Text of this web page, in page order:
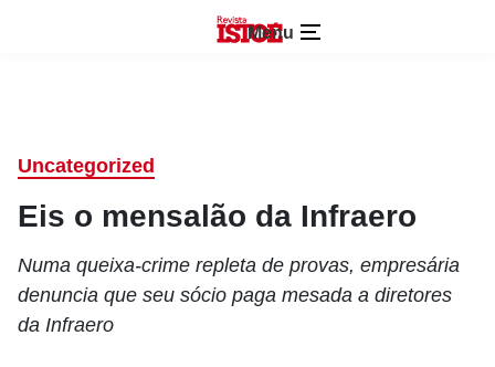
Menu
Uncategorized
Eis o mensalão da Infraero
Numa queixa-crime repleta de provas, empresária
denuncia que seu sócio paga mesada a diretores
da Infraero